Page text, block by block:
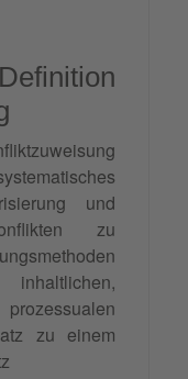
und
zu
zu einem